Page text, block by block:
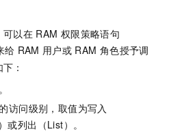
可以在 RAM 权限策略语句
给 RAM 用户或 RAM 角色授予调
：
访问级别，取值为写入
或列出（List）。